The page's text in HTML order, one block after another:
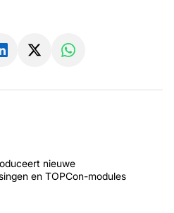
nieuwe
en TOPCon-modules